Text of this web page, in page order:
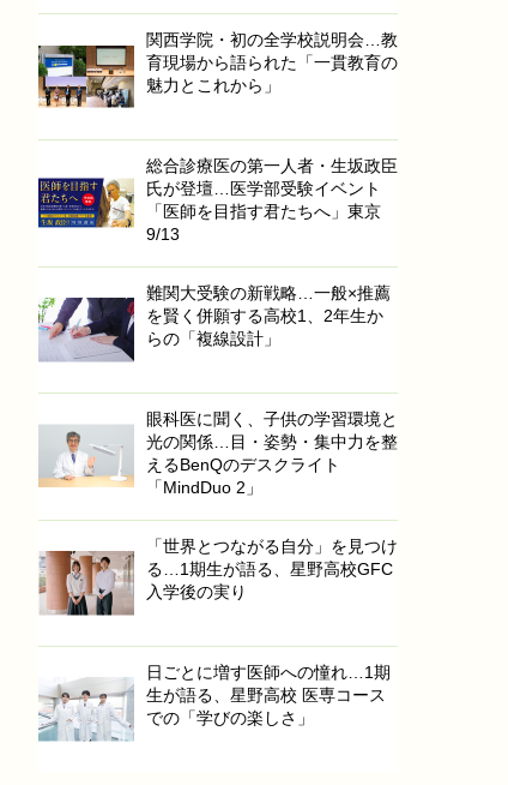
関西学院・初の全学校説明会…教
育現場から語られた「一貫教育の
魅力とこれから」
総合診療医の第一人者・生坂政臣
氏が登壇…医学部受験イベント
「医師を目指す君たちへ」東京
9/13
難関大受験の新戦略…一般×推薦
を賢く併願する高校1、2年生か
らの「複線設計」
眼科医に聞く、子供の学習環境と
光の関係…目・姿勢・集中力を整
えるBenQのデスクライト
「MindDuo 2」
「世界とつながる自分」を見つけ
る…1期生が語る、星野高校GFC
入学後の実り
日ごとに増す医師への憧れ…1期
生が語る、星野高校 医専コース
での「学びの楽しさ」